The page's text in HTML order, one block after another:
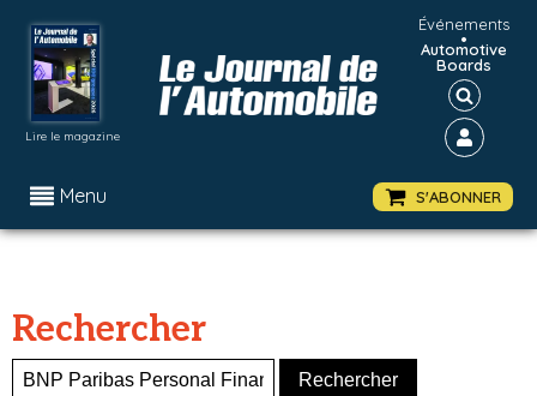
Lire le magazine
Événements
•
Automotive
Boards
Menu S'ABONNER
Rechercher